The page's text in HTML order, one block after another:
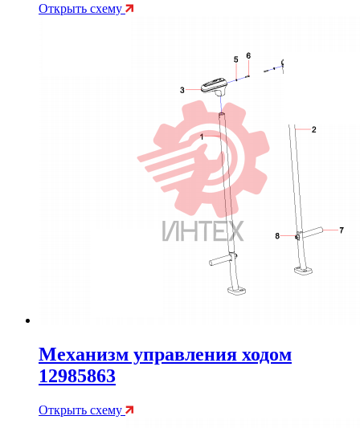
Открыть схему
Механизм управления ходом
12985863
Открыть схему